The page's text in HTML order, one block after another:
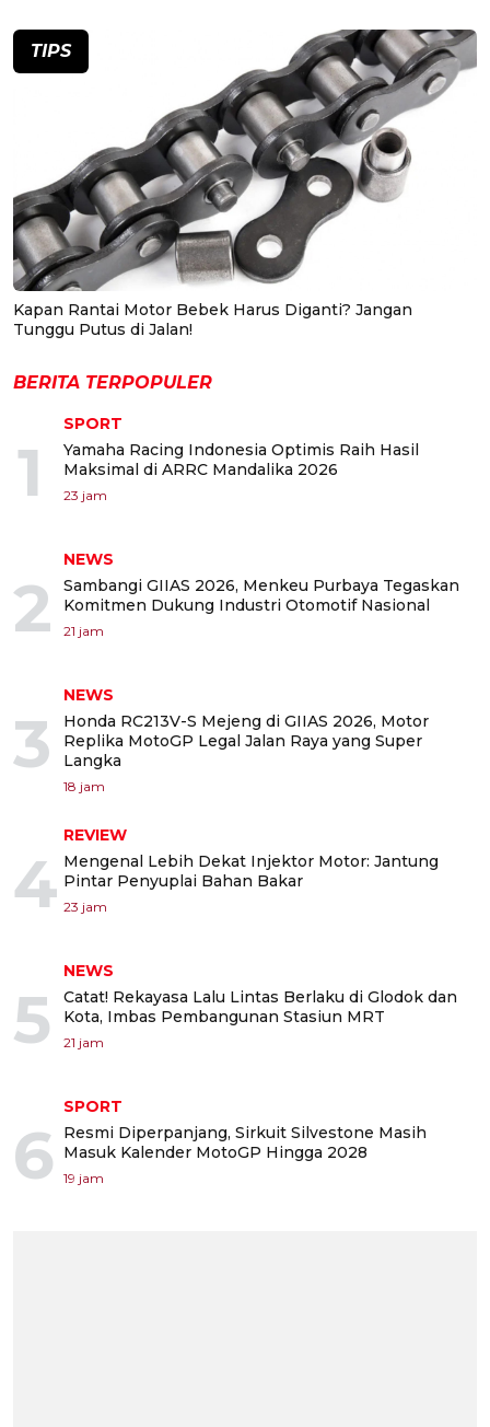
TIPS
Kapan Rantai Motor Bebek Harus Diganti? Jangan
Tunggu Putus di Jalan!
BERITA TERPOPULER
1
SPORT
Yamaha Racing Indonesia Optimis Raih Hasil
Maksimal di ARRC Mandalika 2026
23 jam
2
NEWS
Sambangi GIIAS 2026, Menkeu Purbaya Tegaskan
Komitmen Dukung Industri Otomotif Nasional
21 jam
3
NEWS
Honda RC213V-S Mejeng di GIIAS 2026, Motor
Replika MotoGP Legal Jalan Raya yang Super
Langka
18 jam
4
REVIEW
Mengenal Lebih Dekat Injektor Motor: Jantung
Pintar Penyuplai Bahan Bakar
23 jam
5
NEWS
Catat! Rekayasa Lalu Lintas Berlaku di Glodok dan
Kota, Imbas Pembangunan Stasiun MRT
21 jam
6
SPORT
Resmi Diperpanjang, Sirkuit Silvestone Masih
Masuk Kalender MotoGP Hingga 2028
19 jam